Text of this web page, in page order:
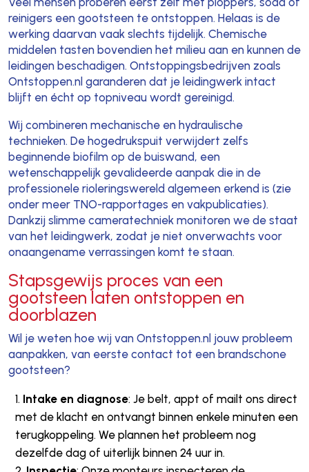
reinigers een gootsteen te ontstoppen. Helaas is de
werking daarvan vaak slechts tijdelijk. Chemische
middelen tasten bovendien het milieu aan en kunnen de
leidingen beschadigen. Ontstoppingsbedrijven zoals
Ontstoppen.nl garanderen dat je leidingwerk intact
blijft en écht op topniveau wordt gereinigd.
Wij combineren mechanische en hydraulische
technieken. De hogedrukspuit verwijdert zelfs
beginnende biofilm op de buiswand, een
wetenschappelijk gevalideerde aanpak die in de
professionele rioleringswereld algemeen erkend is (zie
onder meer TNO-rapportages en vakpublicaties).
Dankzij slimme cameratechniek monitoren we de staat
van het leidingwerk, zodat je niet onverwachts voor
onaangename verrassingen komt te staan.
Stapsgewijs proces van een
gootsteen laten ontstoppen en
doorblazen
Wil je weten hoe wij van Ontstoppen.nl jouw probleem
aanpakken, van eerste contact tot een brandschone
gootsteen?
Intake en diagnose: Je belt, appt of mailt ons direct
met de klacht en ontvangt binnen enkele minuten een
terugkoppeling. We plannen het probleem nog
dezelfde dag of uiterlijk binnen 24 uur in.